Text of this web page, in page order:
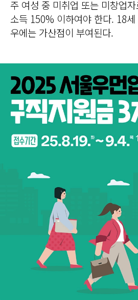
주 여성 중 미취업 또는 미창업
소득 150% 이하여야 한다. 18
우에는 가산점이 부여된다.